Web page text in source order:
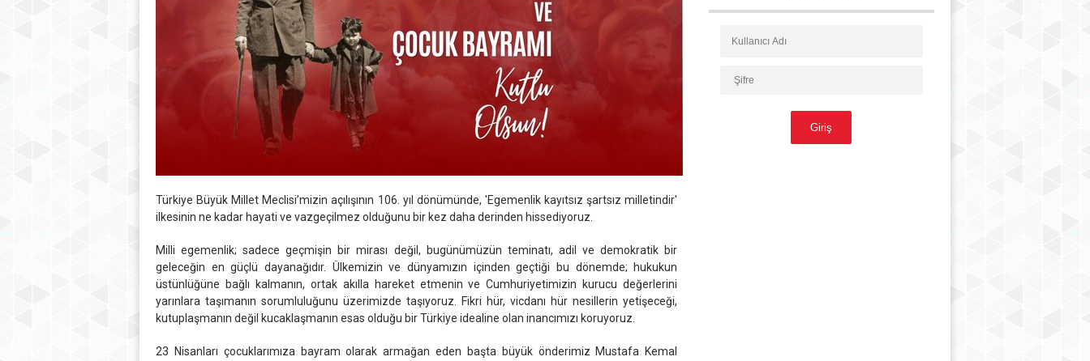
Türkiye Büyük Millet Meclisi’mizin açılışının 106. yıl dönümünde, 'Egemenlik kayıtsız şartsız milletindir'
ilkesinin ne kadar hayati ve vazgeçilmez olduğunu bir kez daha derinden hissediyoruz.
Milli egemenlik; sadece geçmişin bir mirası değil, bugünümüzün teminatı, adil ve demokratik bir
geleceğin en güçlü dayanağıdır. Ülkemizin ve dünyamızın içinden geçtiği bu dönemde; hukukun
üstünlüğüne bağlı kalmanın, ortak akılla hareket etmenin ve Cumhuriyetimizin kurucu değerlerini
yarınlara taşımanın sorumluluğunu üzerimizde taşıyoruz. Fikri hür, vicdanı hür nesillerin yetişeceği,
kutuplaşmanın değil kucaklaşmanın esas olduğu bir Türkiye idealine olan inancımızı koruyoruz.
23 Nisanları çocuklarımıza bayram olarak armağan eden başta büyük önderimiz Mustafa Kemal